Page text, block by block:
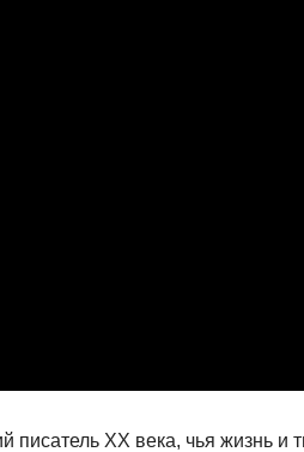
XX века, чья жизнь и